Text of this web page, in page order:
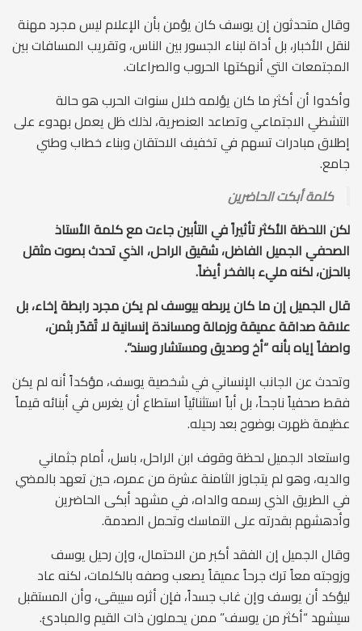
وقال متحدثون إن يوسف كان يؤمن بأن الإعلام ليس مجرد مهنة
لنقل الأخبار، بل أداة لبناء الجسور بين الناس، وتقريب المسافات بين
المجتمعات التي أنهكتها الحروب والصراعات.
وأكدوا أن أكثر ما كان يؤلمه خلال سنوات الحرب هو حالة
التشظي الاجتماعي وتصاعد العنصرية، لذلك ظل يعمل بهدوء على
إطلاق مبادرات تسهم في تخفيف الاحتقان وبناء خطاب وطني
جامع.
كلمة أبكت الحاضرين
لكن اللحظة الأكثر تأثيراً في التأبين جاءت مع كلمة الأستاذ
الصحفي الجميل الفاضل، شقيق الراحل، الذي تحدث بصوت مثقل
بالحزن، لكنه مليء بالفخر أيضاً.
قال الجميل إن ما كان يربطه بيوسف لم يكن مجرد رابطة إخاء، بل
علاقة صداقة عميقة وزمالة ومساندة إنسانية لا تُقدّر بثمن،
واصفاً إياه بأنه “أخ وصديق ومستشار وسند”.
وتحدث عن الجانب الإنساني في شخصية يوسف، مؤكداً أنه لم يكن
فقط صحفياً ناجحاً، بل أباً استثنائياً استطاع أن يغرس في أبنائه قيماً
عظيمة ظهرت بوضوح بعد رحيله.
واستعاد الجميل لحظة وقوف ابن الراحل، باسل، أمام جثماني
والديه، وهو لم يتجاوز الثامنة عشرة من عمره، حين تعهد بالمضي
في الطريق الذي رسمه والداه، في مشهد أبكى الحاضرين
وأدهشهم بقدرته على التماسك وتحمل الصدمة.
وقال الجميل إن الفقد أكبر من الاحتمال، وإن رحيل يوسف
وزوجته معاً ترك جرحاً عميقاً يصعب وصفه بالكلمات، لكنه عاد
ليؤكد أن يوسف وإن غاب جسداً، فإن أثره سيبقى، وأن المستقبل
سيشهد “أكثر من يوسف” ممن يحملون ذات القيم والمبادئ.